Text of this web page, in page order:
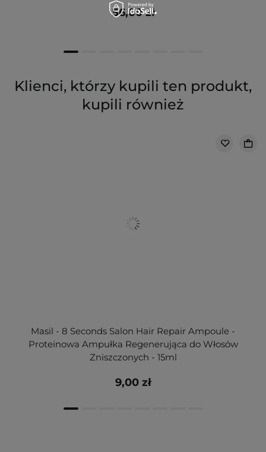
56,00 zł
Klienci, którzy kupili ten produkt,
kupili również
Masil - 8 Seconds Salon Hair Repair Ampoule -
Proteinowa Ampułka Regenerująca do Włosów
Zniszczonych - 15ml
9,00 zł